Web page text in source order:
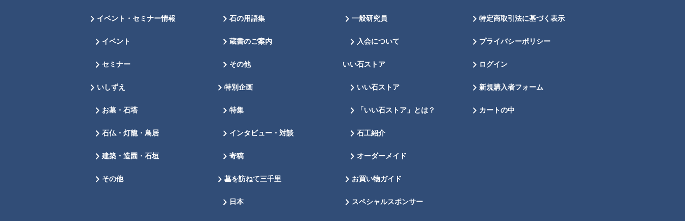
イベント・セミナー情報
イベント
セミナー
いしずえ
お墓・石塔
石仏・灯籠・鳥居
建築・造園・石垣
その他
石の用語集
蔵書のご案内
その他
特別企画
特集
インタビュー・対談
寄稿
墓を訪ねて三千里
日本
一般研究員
入会について
いい石ストア
いい石ストア
「いい石ストア」とは？
石工紹介
オーダーメイド
お買い物ガイド
スペシャルスポンサー
特定商取引法に基づく表示
プライバシーポリシー
ログイン
新規購入者フォーム
カートの中